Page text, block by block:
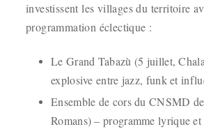
investissent les villages du territoire
programmation éclectique :
Le Grand Tabazù (5 juillet,
explosive entre jazz, funk et
Ensemble de cors du CNSMD
Romans) – programme lyrique et